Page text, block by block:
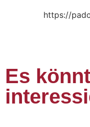
https://
Es